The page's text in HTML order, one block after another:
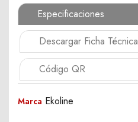
Especificaciones
Descargar Ficha Técnica
Código QR
Marca Ekoline